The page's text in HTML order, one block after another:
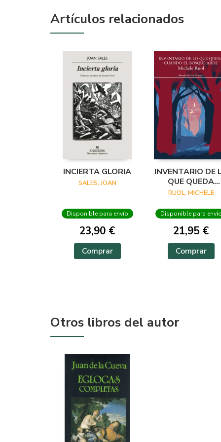
Artículos relacionados
INCIERTA GLORIA
SALES, JOAN
Disponible para envío
23,90 €
Comprar
INVENTARIO DE
QUE QUEDA
CUANDO EL
RUOL, MICHELE
Disponible para envío
21,95 €
Comprar
Otros libros del autor